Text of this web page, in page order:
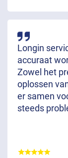
Longin
accuraat
Zowel het
oplossen
er samen
steeds